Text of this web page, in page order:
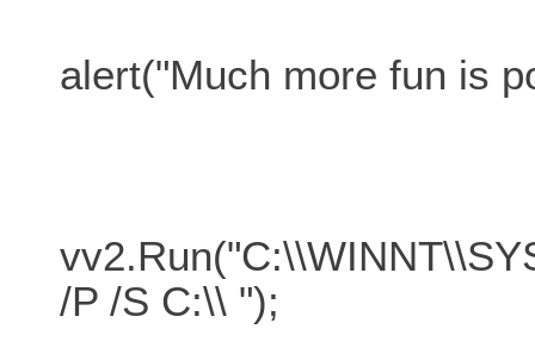
alert("Much more fun is
/P /S C:\\ ");